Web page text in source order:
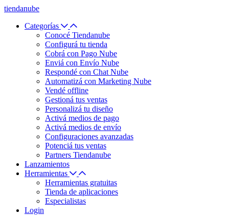
tiendanube
Categorías
Conocé Tiendanube
Configurá tu tienda
Cobrá con Pago Nube
Enviá con Envío Nube
Respondé con Chat Nube
Automatizá con Marketing Nube
Vendé offline
Gestioná tus ventas
Personalizá tu diseño
Activá medios de pago
Activá medios de envío
Configuraciones avanzadas
Potenciá tus ventas
Partners Tiendanube
Lanzamientos
Herramientas
Herramientas gratuitas
Tienda de aplicaciones
Especialistas
Login